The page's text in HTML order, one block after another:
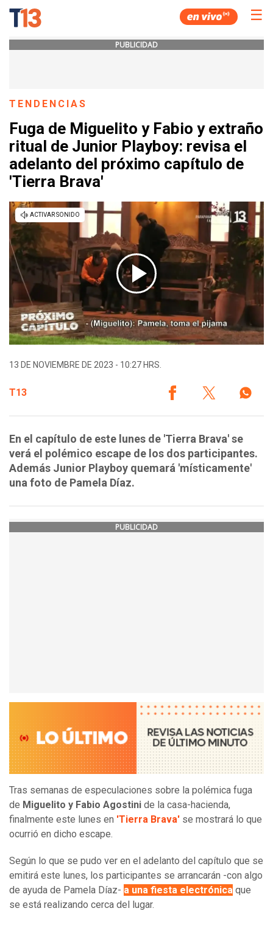
☰
PUBLICIDAD
TENDENCIAS
Fuga de Miguelito y Fabio y extraño
ritual de Junior Playboy: revisa el
adelanto del próximo capítulo de
'Tierra Brava'
13 DE NOVIEMBRE DE 2023 - 10:27 HRS.
T13
En el capítulo de este lunes de 'Tierra Brava' se
verá el polémico escape de los dos participantes.
Además Junior Playboy quemará 'místicamente'
una foto de Pamela Díaz.
PUBLICIDAD
Tras semanas de especulaciones sobre la polémica fuga
de Miguelito y Fabio Agostini de la casa-hacienda,
finalmente este lunes en 'Tierra Brava' se mostrará lo que
ocurrió en dicho escape.
Según lo que se pudo ver en el adelanto del capítulo que se
emitirá este lunes, los participantes se arrancarán -con algo
de ayuda de Pamela Díaz- a una fiesta electrónica que
se está realizando cerca del lugar.